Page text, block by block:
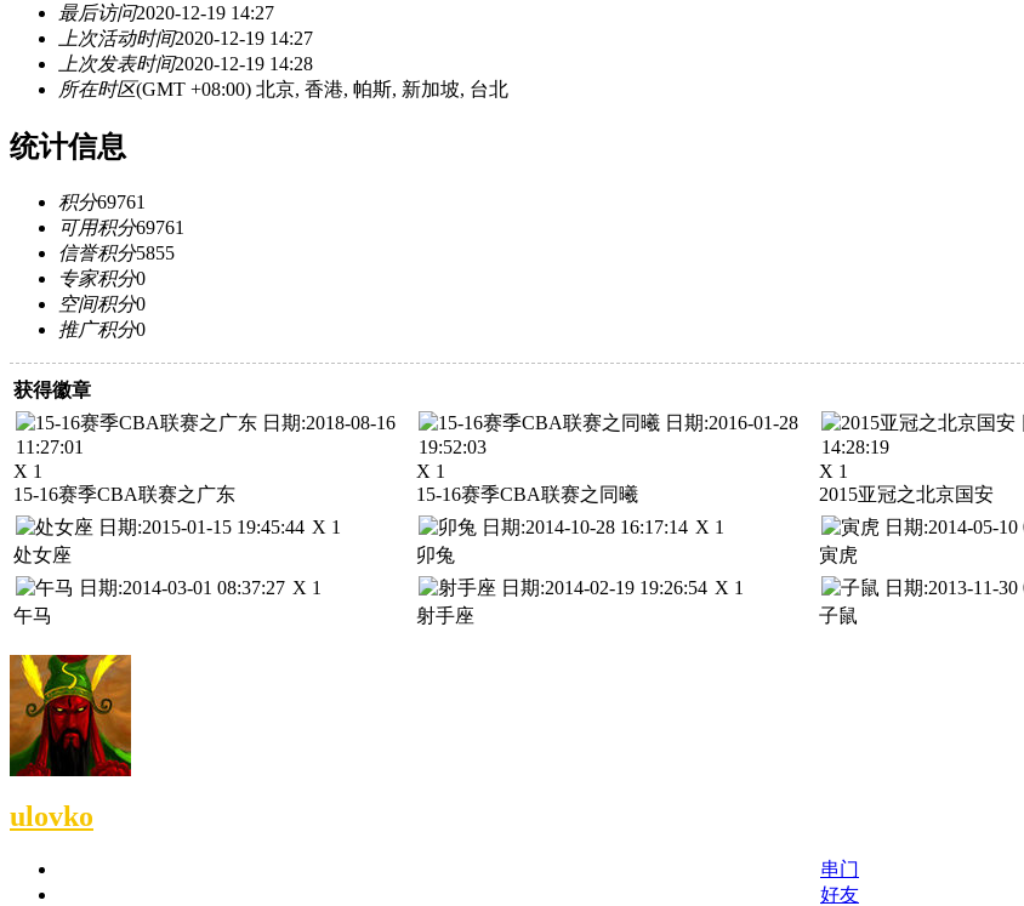
最后访问2020-12-19 14:27
上次活动时间2020-12-19 14:27
上次发表时间2020-12-19 14:28
所在时区(GMT +08:00) 北京, 香港, 帕斯, 新加坡, 台北
统计信息
积分69761
可用积分69761
信誉积分5855
专家积分0
空间积分0
推广积分0
获得徽章
X 1
15-16赛季CBA联赛之广东
X 1
15-16赛季CBA联赛之同曦
X 1
2015亚冠之北京国安
X 1
处女座
X 1
卯兔
寅虎
X 1
午马
X 1
射手座
子鼠
ulovko
串门
好友